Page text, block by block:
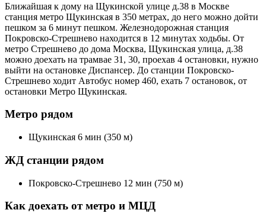
Ближайшая к дому на Щукинской улице д.38 в Москве
станция метро Щукинская в 350 метрах, до него можно дойти
пешком за 6 минут пешком. Железнодорожная станция
Покровско-Стрешнево находится в 12 минутах ходьбы. От
метро Стрешнево до дома Москва, Щукинская улица, д.38
можно доехать на трамвае 31, 30, проехав 4 остановки, нужно
выйти на остановке Диспансер. До станции Покровско-
Стрешнево ходит Автобус номер 460, ехать 7 остановок, от
остановки Метро Щукинская.
Метро рядом
Щукинская 6 мин (350 м)
ЖД станции рядом
Покровско-Стрешнево 12 мин (750 м)
Как доехать от метро и МЦД